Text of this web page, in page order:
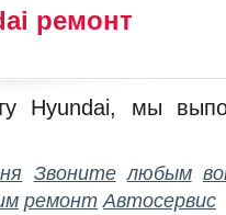
ремонт
Hyundai, мы
Звоните любым
ремонт Автосервис